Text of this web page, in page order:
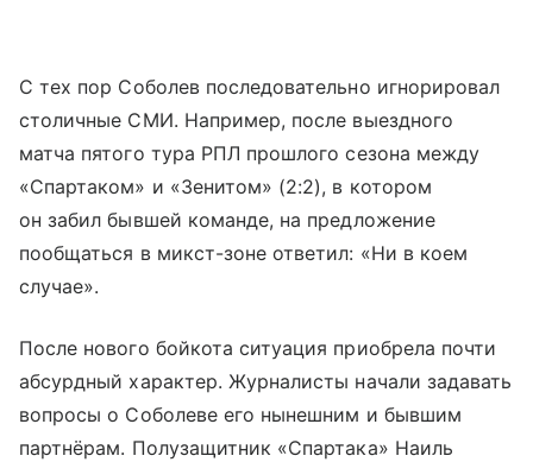
С тех пор Соболев последовательно игнорировал
столичные СМИ. Например, после выездного
матча пятого тура РПЛ прошлого сезона между
«Спартаком» и «Зенитом» (2:2), в котором
он забил бывшей команде, на предложение
пообщаться в микст-зоне ответил: «Ни в коем
случае».
После нового бойкота ситуация приобрела почти
абсурдный характер. Журналисты начали задавать
вопросы о Соболеве его нынешним и бывшим
партнёрам. Полузащитник «Спартака» Наиль